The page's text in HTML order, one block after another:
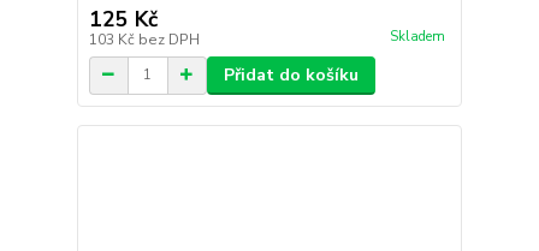
125 Kč
103 Kč bez DPH Skladem
Přidat do košíku